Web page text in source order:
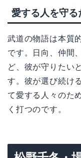
愛する人を守る
武道の物語は本質
です。日向、仲間
ど、彼が守りたい
す。彼が選び続け
て愛する人々のた
く打つのです。